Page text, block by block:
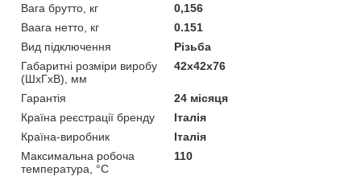
Вага брутто, кг
0,156
Ваага нетто, кг
0.151
Вид підключення
Різьба
Габаритні розміри виробу
(ШхГхВ), мм
42х42х76
Гарантія
24 місяця
Країна реєстрації бренду
Італія
Країна-виробник
Італія
Максимальна робоча
температура, °С
110